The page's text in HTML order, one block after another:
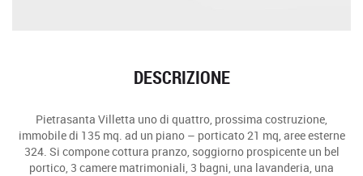
DESCRIZIONE
Pietrasanta Villetta uno di quattro, prossima costruzione,
immobile di 135 mq. ad un piano – porticato 21 mq, aree esterne
324. Si compone cottura pranzo, soggiorno prospicente un bel
portico, 3 camere matrimoniali, 3 bagni, una lavanderia, una